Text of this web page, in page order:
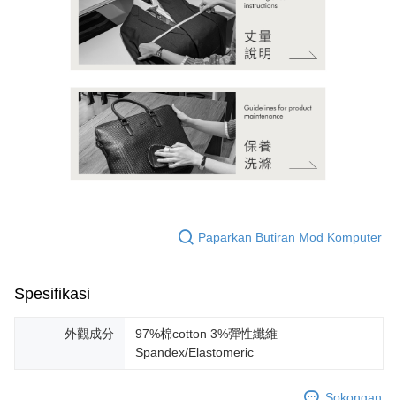
Paparkan Butiran Mod Komputer
Spesifikasi
外觀成分
97%棉cotton 3%彈性纖維
Spandex/Elastomeric